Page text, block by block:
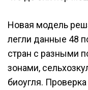
Новая модель
легли данные 48
стран с разными
зонами,
биоугля.